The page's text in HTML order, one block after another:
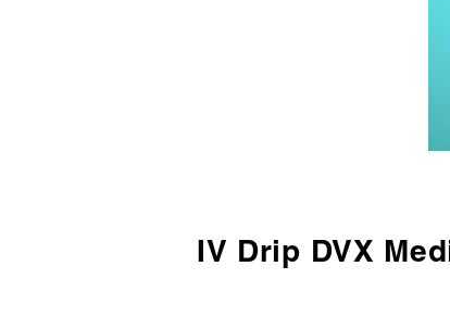
IV Drip DVX